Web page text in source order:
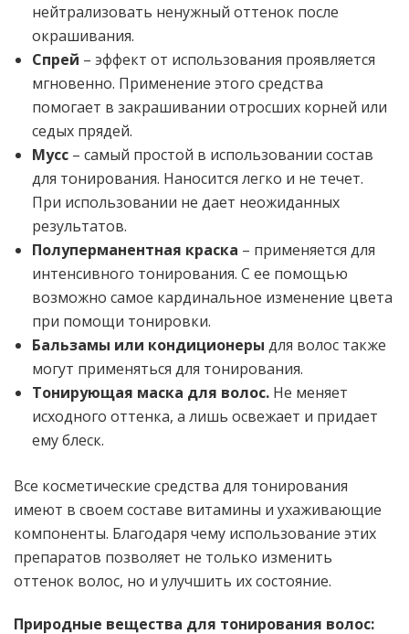
нейтрализовать ненужный оттенок после
окрашивания.
Спрей – эффект от использования проявляется
мгновенно. Применение этого средства
помогает в закрашивании отросших корней или
седых прядей.
Мусс – самый простой в использовании состав
для тонирования. Наносится легко и не течет.
При использовании не дает неожиданных
результатов.
Полуперманентная краска – применяется для
интенсивного тонирования. С ее помощью
возможно самое кардинальное изменение цвета
при помощи тонировки.
Бальзамы или кондиционеры для волос также
могут применяться для тонирования.
Тонирующая маска для волос. Не меняет
исходного оттенка, а лишь освежает и придает
ему блеск.
Все косметические средства для тонирования
имеют в своем составе витамины и ухаживающие
компоненты. Благодаря чему использование этих
препаратов позволяет не только изменить
оттенок волос, но и улучшить их состояние.
Природные вещества для тонирования волос: